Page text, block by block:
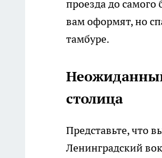
проезда до самого
вам оформят, но
тамбуре.
столица
Представьте, что
Ленинградский